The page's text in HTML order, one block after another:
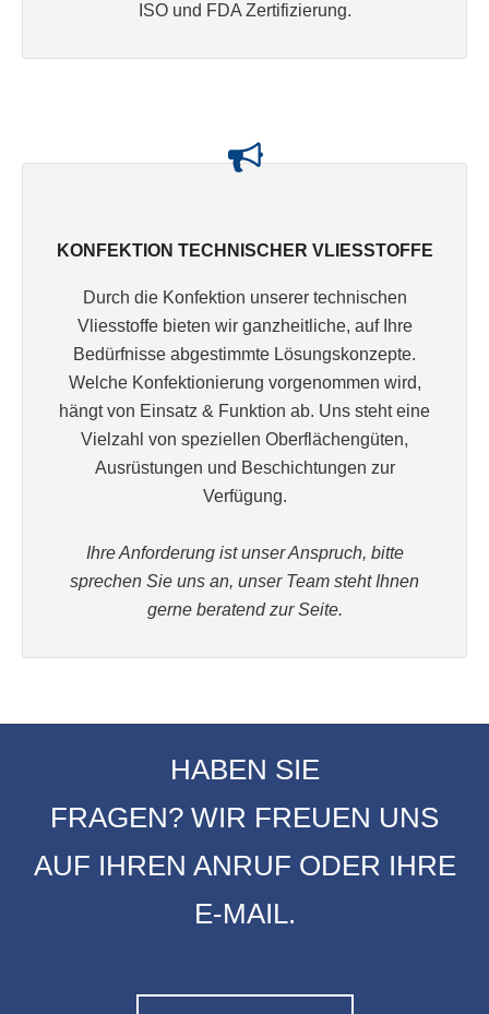
ISO und FDA Zertifizierung.
KONFEKTION TECHNISCHER VLIESSTOFFE
Durch die Konfektion unserer technischen
Vliesstoffe bieten wir ganzheitliche, auf Ihre
Bedürfnisse abgestimmte Lösungskonzepte.
Welche Konfektionierung vorgenommen wird,
hängt von Einsatz & Funktion ab. Uns steht eine
Vielzahl von speziellen Oberflächengüten,
Ausrüstungen und Beschichtungen zur
Verfügung.
Ihre Anforderung ist unser Anspruch, bitte
sprechen Sie uns an, unser Team steht Ihnen
gerne beratend zur Seite.
HABEN SIE
FRAGEN? WIR FREUEN UNS
AUF IHREN ANRUF ODER IHRE
E-MAIL.